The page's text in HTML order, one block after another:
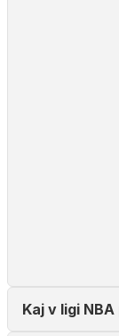
Kaj v ligi